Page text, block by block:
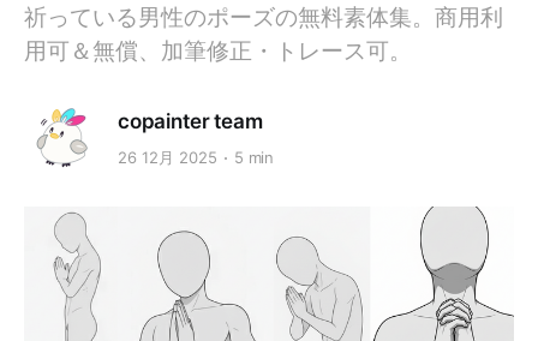
祈っている男性のポーズの無料素体集。商用利
用可＆無償、加筆修正・トレース可。
copainter team
26 12月 2025 5 min